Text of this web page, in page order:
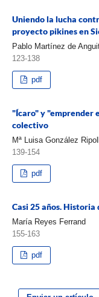
Uniendo la lucha
proyecto pikines en
Pablo Martínez de
123-138
pdf
"Ícaro" y "emprender
colectivo
Mª Luisa González
139-154
pdf
Casi 25 años.
María Reyes Ferrand
155-163
pdf